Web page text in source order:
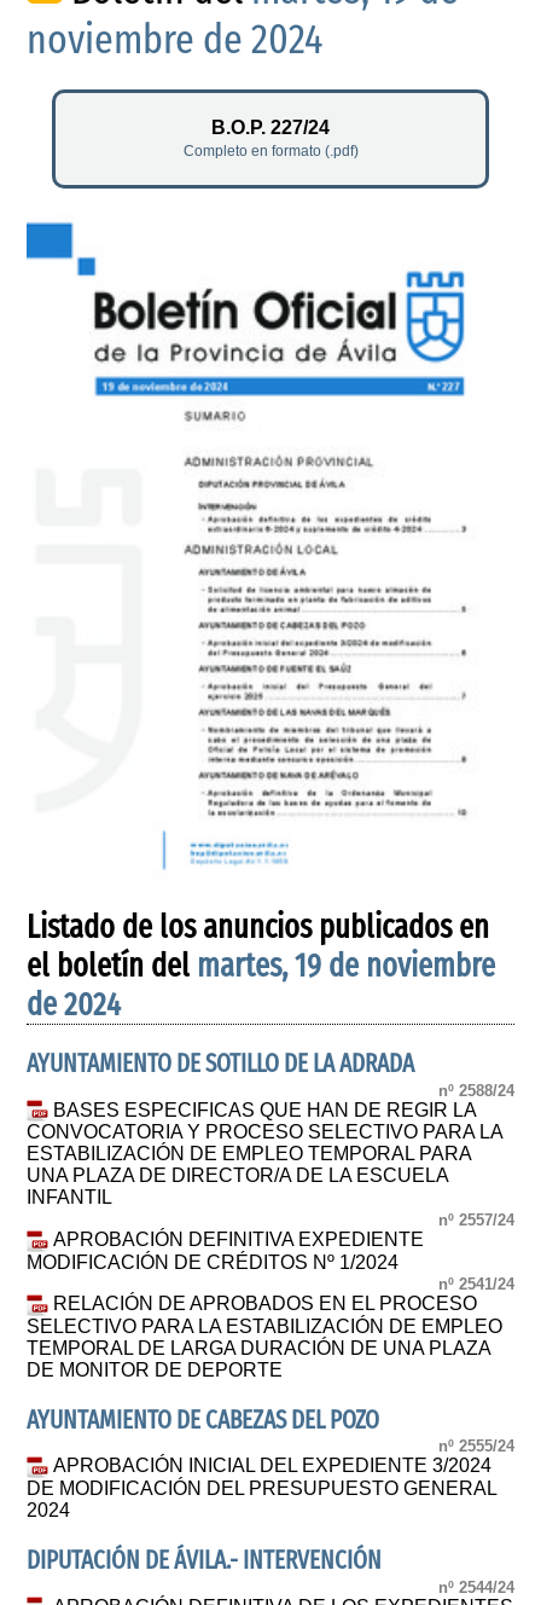
noviembre de 2024
B.O.P. 227/24
Completo en formato (.pdf)
Listado de los anuncios publicados en
el boletín del martes, 19 de noviembre
de 2024
AYUNTAMIENTO DE SOTILLO DE LA ADRADA
nº 2588/24
BASES ESPECIFICAS QUE HAN DE REGIR LA
CONVOCATORIA Y PROCESO SELECTIVO PARA LA
ESTABILIZACIÓN DE EMPLEO TEMPORAL PARA
UNA PLAZA DE DIRECTOR/A DE LA ESCUELA
INFANTIL
nº 2557/24
APROBACIÓN DEFINITIVA EXPEDIENTE
MODIFICACIÓN DE CRÉDITOS Nº 1/2024
nº 2541/24
RELACIÓN DE APROBADOS EN EL PROCESO
SELECTIVO PARA LA ESTABILIZACIÓN DE EMPLEO
TEMPORAL DE LARGA DURACIÓN DE UNA PLAZA
DE MONITOR DE DEPORTE
AYUNTAMIENTO DE CABEZAS DEL POZO
nº 2555/24
APROBACIÓN INICIAL DEL EXPEDIENTE 3/2024
DE MODIFICACIÓN DEL PRESUPUESTO GENERAL
2024
DIPUTACIÓN DE ÁVILA.- INTERVENCIÓN
nº 2544/24